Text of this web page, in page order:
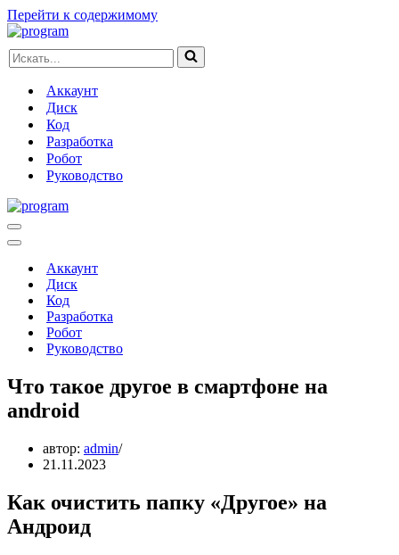
Перейти к содержимому
Искать...
Аккаунт
Диск
Код
Разработка
Робот
Руководство
Меню
навигации
Меню
навигацииАккаунт
Диск
Код
Разработка
Робот
Руководство
Что такое другое в смартфоне на
android
автор: admin
21.11.2023
Как очистить папку «Другое» на
Андроид